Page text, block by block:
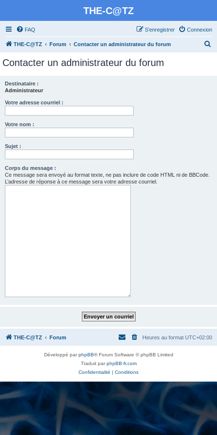
THE-C@TZ
FAQ Connexion
S’enregistrer
THE-C@TZ Forum Contacter un administrateur du forum
Contacter un administrateur du forum
Destinataire :
Administrateur
Votre adresse courriel :
Votre nom :
Sujet :
Corps du message :
Ce message sera envoyé au format texte, ne pas inclure de code HTML ni de BBCode.
L’adresse de réponse à ce message sera votre adresse courriel.
THE-C@TZ Forum Heures au format UTC+02:00
Développé parphpBB® Forum Software © phpBB Limited
Traduit parphpBB-fr.com
Confidentialité | Conditions